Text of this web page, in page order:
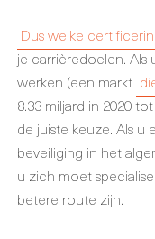
Dus welke
je carrièredoelen.
werken (een markt
8.33 miljard in 2020
de juiste keuze. Als u
beveiliging in het
u zich moet
betere route zijn.